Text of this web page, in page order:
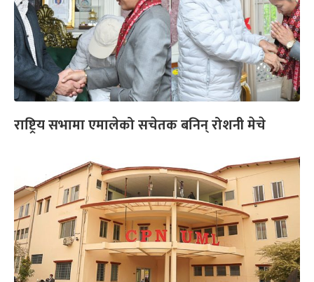
राष्ट्रिय सभामा एमालेको सचेतक बनिन् रोशनी मेचे